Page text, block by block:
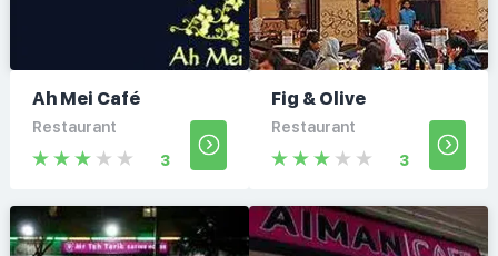
Ah Mei Café
Restaurant
3
Fig & Olive
Restaurant
3